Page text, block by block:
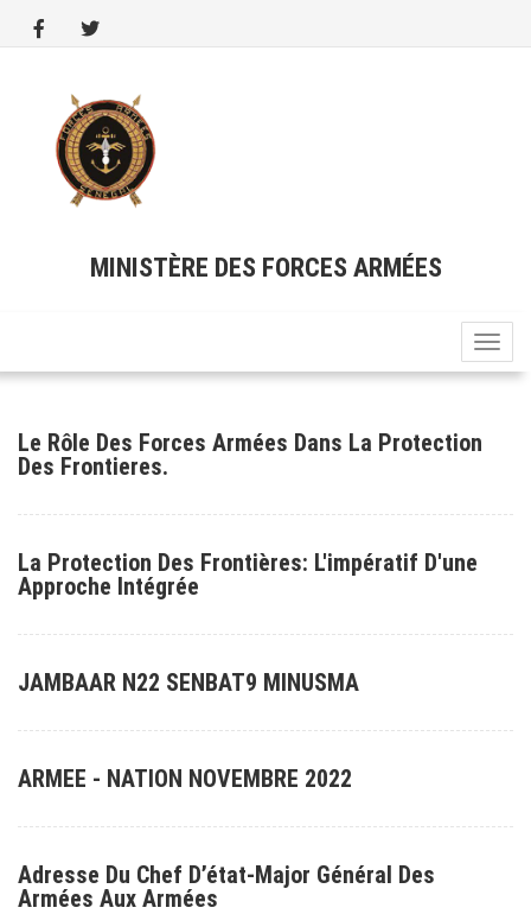
MINISTÈRE DES FORCES ARMÉES
Toggle
Le Rôle Des Forces Armées Dans La Protection
Des Frontieres.
La Protection Des Frontières: L'impératif D'une
Approche Intégrée
JAMBAAR N22 SENBAT9 MINUSMA
ARMEE - NATION NOVEMBRE 2022
Adresse Du Chef D’état-Major Général Des
Armées Aux Armées